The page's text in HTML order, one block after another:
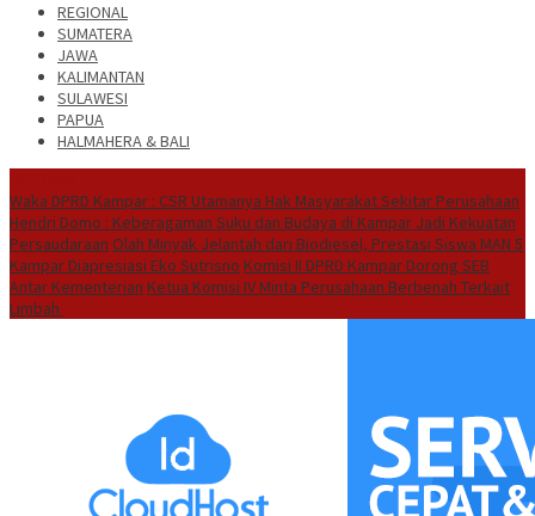
REGIONAL
SUMATERA
JAWA
KALIMANTAN
SULAWESI
PAPUA
HALMAHERA & BALI
Waka DPRD Kampar : CSR Utamanya Hak Masyarakat Sekitar Perusahaan
Hendri Domo : Keberagaman Suku dan Budaya di Kampar Jadi Kekuatan
Persaudaraan Olah Minyak Jelantah dari Biodiesel, Prestasi Siswa MAN 5
Kampar Diapresiasi Eko Sutrisno Komisi II DPRD Kampar Dorong SEB
Antar Kementerian Ketua Komisi IV Minta Perusahaan Berbenah Terkait
Limbah